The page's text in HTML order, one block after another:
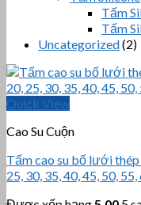
Tấm
Tấm
Uncategorized(2)
Quick View
Cao Su Cuộn
Tấm cao su bố lưới thép
25, 30, 35, 40, 45, 50,